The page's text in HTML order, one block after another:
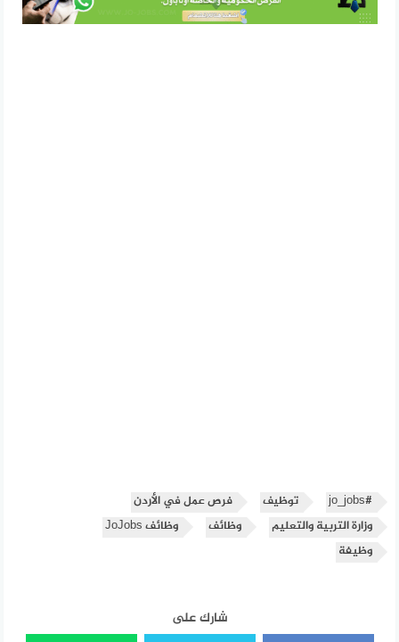
#jo_jobs توظيف
فرص عمل في الأردن
وزارة التربية والتعليم
وظائف
وظائف JoJobs
وظيفة
شارك على